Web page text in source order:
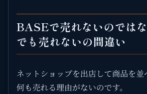
BASEで売れないのでは
でも売れないの間違い
ネットショップを出店して商品を並
何も売れる理由がないのです。